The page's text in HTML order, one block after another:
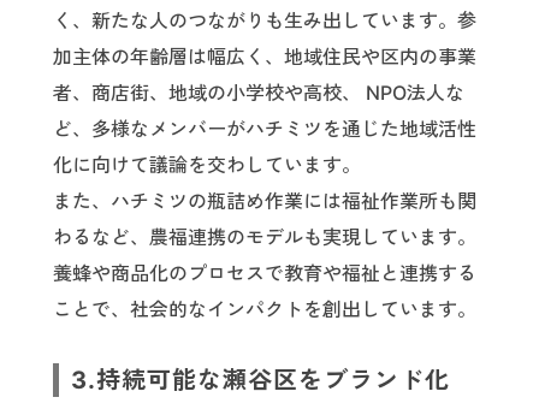
く、新たな人のつながりも生み出しています。参
加主体の年齢層は幅広く、地域住民や区内の事業
者、商店街、地域の小学校や高校、 NPO法人な
ど、多様なメンバーがハチミツを通じた地域活性
化に向けて議論を交わしています。
また、ハチミツの瓶詰め作業には福祉作業所も関
わるなど、農福連携のモデルも実現しています。
養蜂や商品化のプロセスで教育や福祉と連携する
ことで、社会的なインパクトを創出しています。
3.持続可能な瀬谷区をブランド化